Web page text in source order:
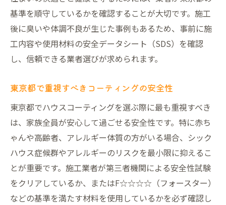
ハウスコーティング後の生活で気をつけた
い点
ハウスコーティングの効果と安全性維持の
方法
ント
フロアコーティング施工後のメンテナンス
方法
赤ちゃんも安心のハウスコーティングとは
赤ちゃんやペットが安心できるハウスコー
ティング
ハウスコーティングの臭いや有害物質対策
基準を順守しているかを確認することが大切です。施工
後に臭いや体調不良が生じた事例もあるため、事前に施
工内容や使用材料の安全データシート（SDS）を確認
し、信頼できる業者選びが求められます。
東京都で重視すべきコーティングの安全性
東京都でハウスコーティングを選ぶ際に最も重視すべき
は、家族全員が安心して過ごせる安全性です。特に赤ち
ゃんや高齢者、アレルギー体質の方がいる場合、シック
ハウス症候群やアレルギーのリスクを最小限に抑えるこ
とが重要です。施工業者が第三者機関による安全性試験
をクリアしているか、またはF☆☆☆☆（フォースター）
などの基準を満たす材料を使用しているかを必ず確認し